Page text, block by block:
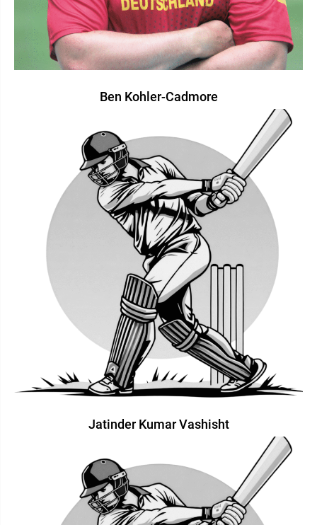
Ben Kohler-Cadmore
Jatinder Kumar Vashisht